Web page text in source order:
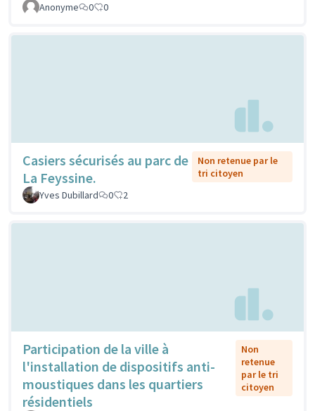
Anonyme
0 0
Casiers sécurisés au parc de
La Feyssine.
Non retenue par le
tri citoyen
Yves Dubillard
0 2
Participation de la ville à
l'installation de dispositifs anti-
moustiques dans les quartiers
résidentiels
Non
retenue
par le tri
citoyen